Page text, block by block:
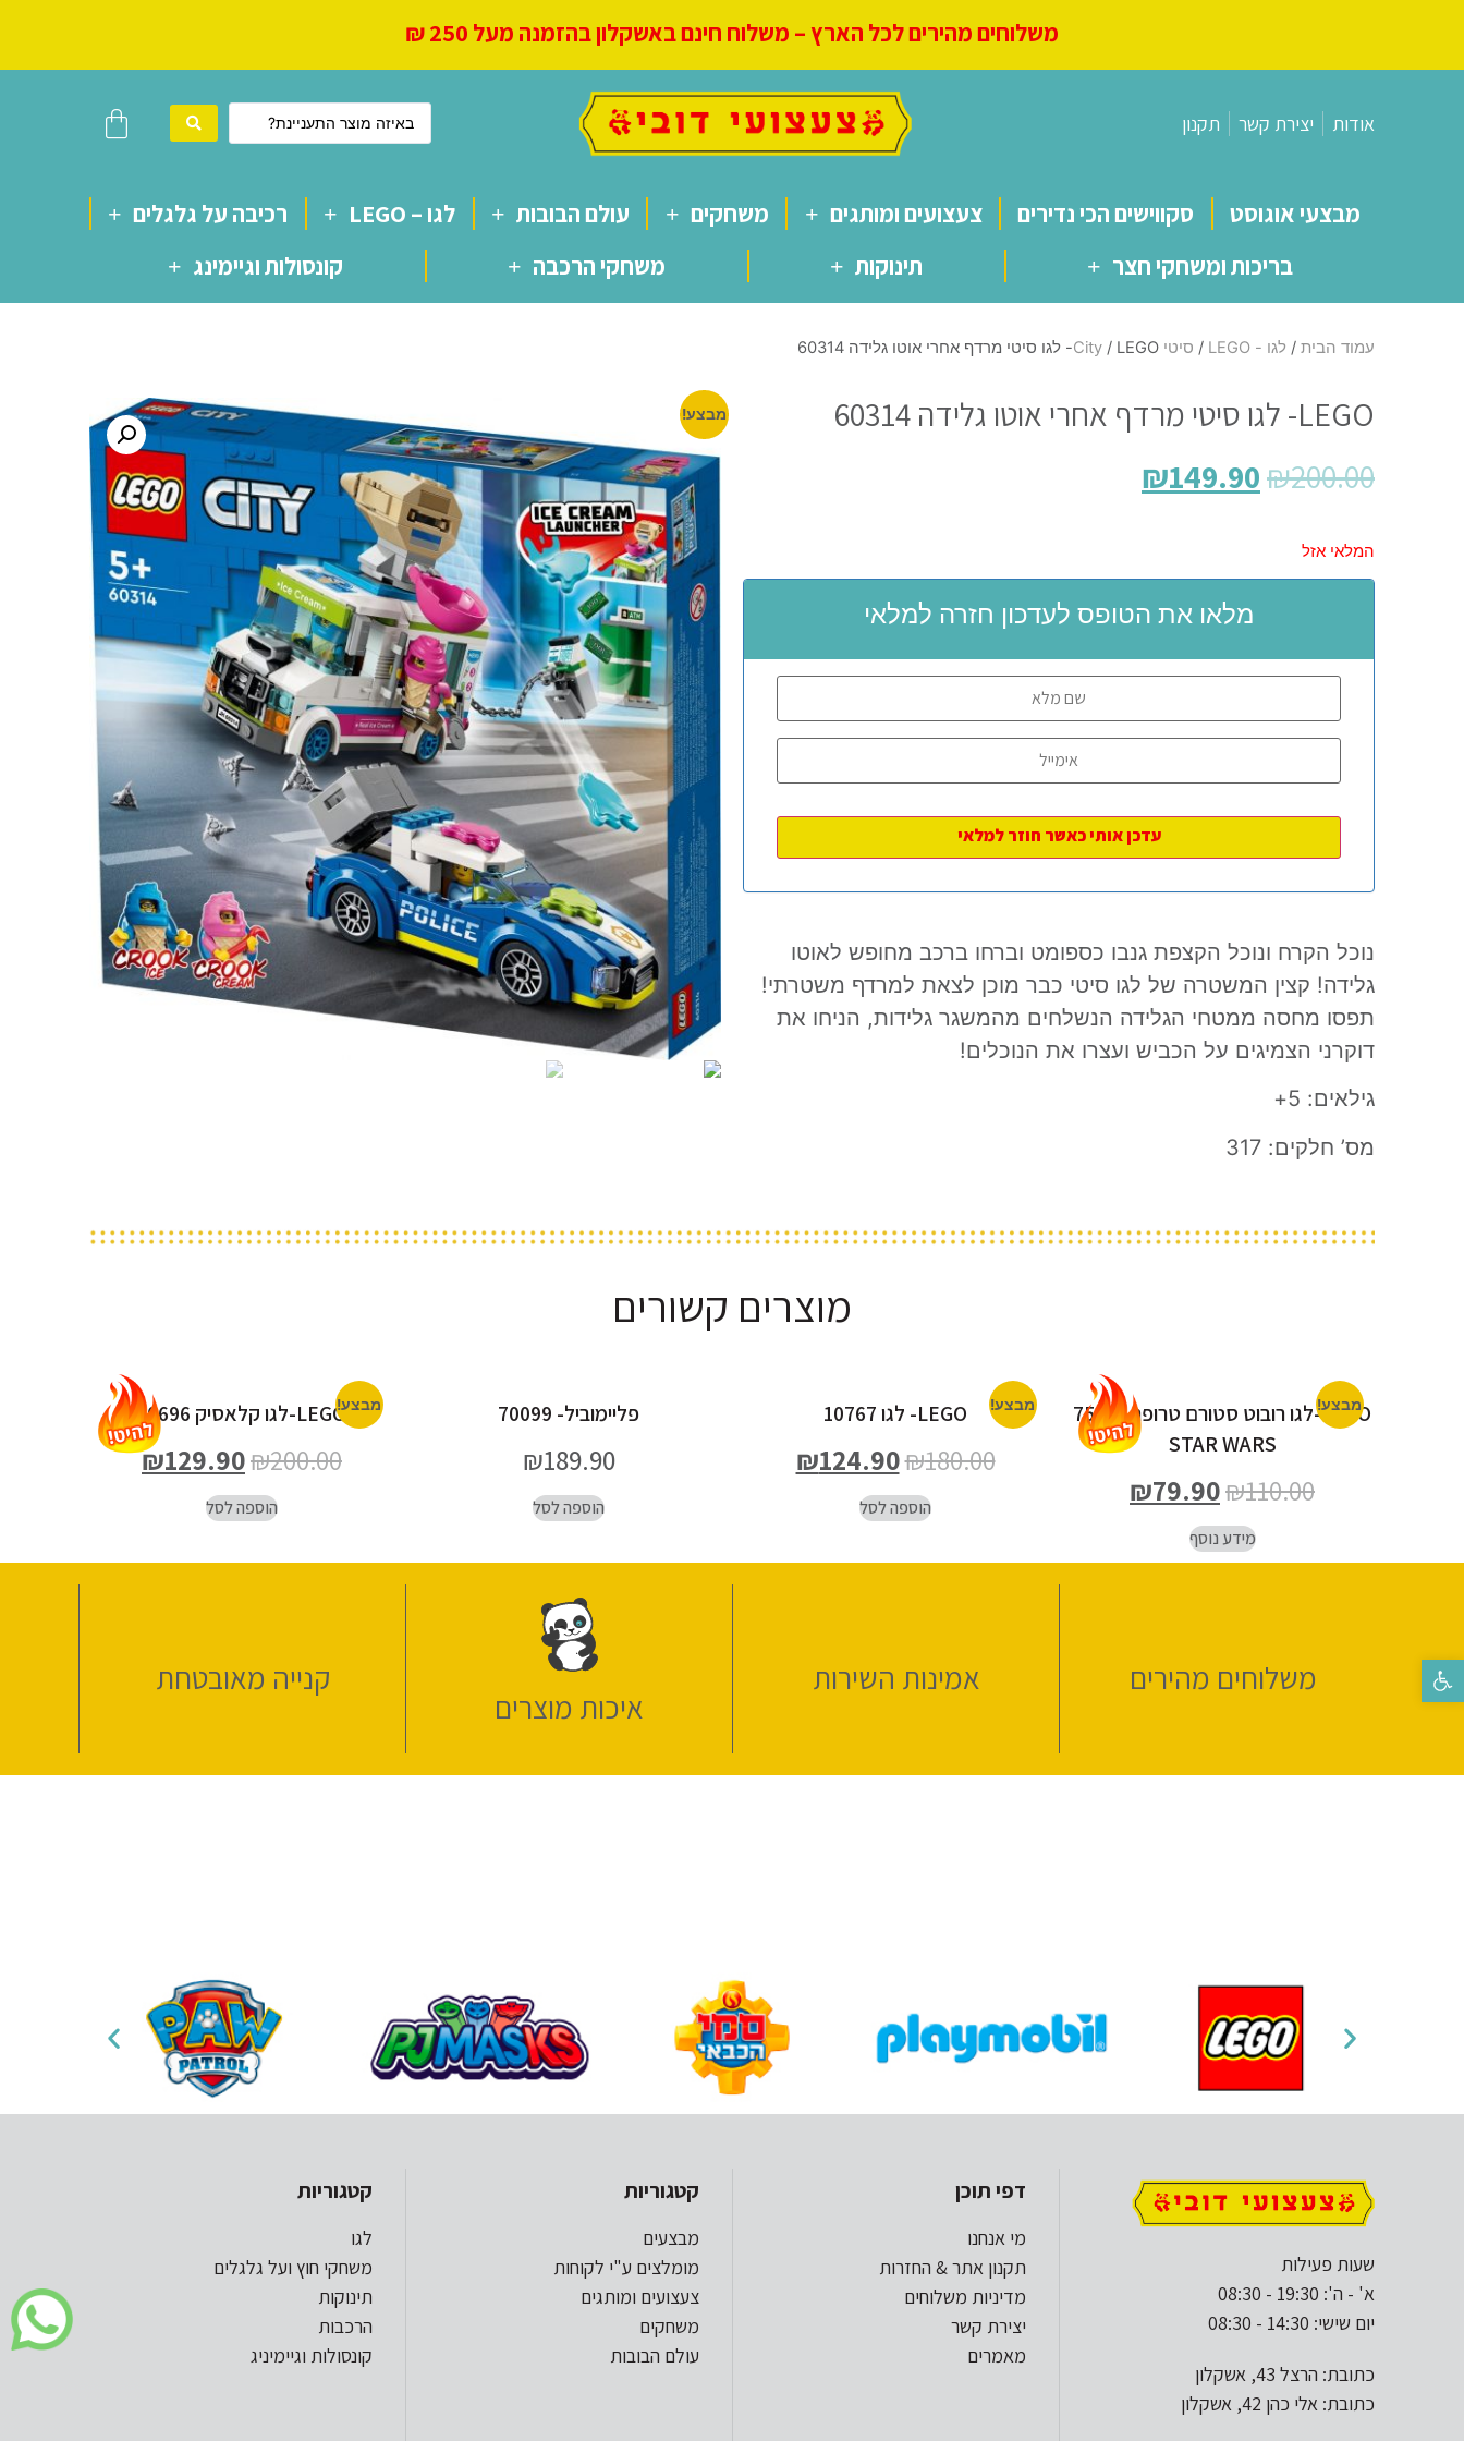
פתח סרגל נגישות
משלוחים מהירים לכל הארץ – משלוח חינם באשקלון בהזמנה מעל 250 ₪
אודות יצירת קשר תקנון
מבצעי אוגוסט סקווישים הכי נדירים צעצועים ומותגים משחקים עולם הבובות לגו – LEGO
רכיבה על גלגלים
בריכות ומשחקי חצר
תינוקות משחקי הרכבה קונסולות וגיימינג
עמוד הבית / לגו - LEGO / סיטי City / LEGO- לגו סיטי מרדף אחרי אוטו גלידה 60314
LEGO- לגו סיטי מרדף אחרי אוטו גלידה 60314
₪200.00
₪149.90
המלאי אזל
מלאו את הטופס לעדכון חזרה למלאי
נוכל הקרח ונוכל הקצפת גנבו כספומט וברחו ברכב מחופש לאוטו
גלידה! קצין המשטרה של לגו סיטי כבר מוכן לצאת למרדף משטרתי!
תפסו מחסה ממטחי הגלידה הנשלחים מהמשגר גלידות, הניחו את
דוקרני הצמיגים על הכביש ועצרו את הנוכלים!
גילאים: 5+
מס’ חלקים: 317
מבצע!
מוצרים קשורים
מבצע!
LEGO-לגו רובוט סטורם טרופר 75370
STAR WARS
₪110.00
₪79.90
מידע נוסף
מבצע! LEGO- לגו 10767
₪180.00
₪124.90
הוספה לסל
פליימוביל- 70099
₪189.90
הוספה לסל
מבצע!LEGO-לגו קלאסיק 10696
₪200.00
₪129.90
הוספה לסל
משלוחים מהירים אמינות השירות
איכות מוצרים
קנייה מאובטחת
שעות פעילות
א' - ה': 19:30 - 08:30
יום שישי: 14:30 - 08:30
כתובת: הרצל 43, אשקלון
כתובת: אלי כהן 42, אשקלון
דפי תוכן
מי אנחנו
תקנון אתר & החזרות
מדיניות משלוחים
יצירת קשר
מאמרים
קטגוריות
מבצעים
מומלצים ע"י לקוחות
צעצועים ומותגים
משחקים
עולם הבובות
קטגוריות
לגו
משחקי חוץ ועל גלגלים
תינוקות
הרכבות
קונסולות וגיימיניג